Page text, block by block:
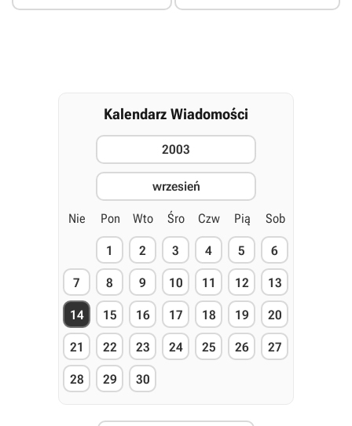
Kalendarz Wiadomości
2003
wrzesień
Nie Pon Wto Śro Czw Pią Sob
1 2 3 4 5 6
7 8 9 10 11 12 13
14 15 16 17 18 19 20
21 22 23 24 25 26 27
28 29 30